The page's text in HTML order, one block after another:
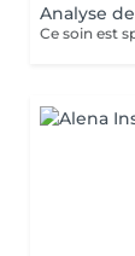
Analyse